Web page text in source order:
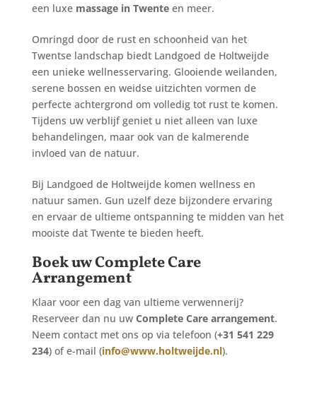
een luxe massage in Twenteen meer.
Omringd door de rust en schoonheid van het
Twentse landschap biedt Landgoed de Holtweijde
een unieke wellnesservaring. Glooiende weilanden,
serene bossen en weidse uitzichten vormen de
perfecte achtergrond om volledig tot rust te komen.
Tijdens uw verblijf geniet u niet alleen van luxe
behandelingen, maar ook van de kalmerende
invloed van de natuur.
Bij Landgoed de Holtweijde komen wellness en
natuur samen. Gun uzelf deze bijzondere ervaring
en ervaar de ultieme ontspanning te midden van het
mooiste dat Twente te bieden heeft.
Boek uw Complete Care
Arrangement
Klaar voor een dag van ultieme verwennerij?
Reserveer dan nu uw Complete Care arrangement.
Neem contact met ons op via telefoon (+31 541 229
234) of e-mail (info@www.holtweijde.nl).